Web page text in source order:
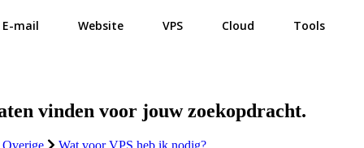
E-mail Website VPS Cloud Tools
vinden voor jouw zoekopdracht.
Overige Wat voor VPS heb ik nodig?